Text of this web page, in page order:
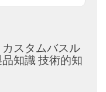
カスタムバスル
知識 技術的知